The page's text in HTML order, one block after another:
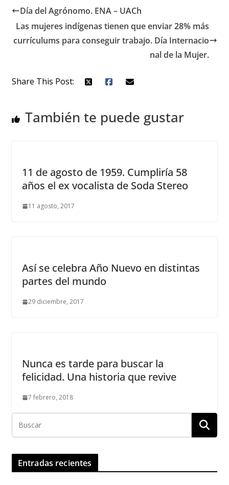
Día del Agrónomo. ENA – UACh
Las mujeres indígenas tienen que enviar 28% más
currículums para conseguir trabajo. Día Internacio
nal de la Mujer.
Share This Post:
También te puede gustar
11 de agosto de 1959. Cumpliría 58
años el ex vocalista de Soda Stereo
11 agosto, 2017
Así se celebra Año Nuevo en distintas
partes del mundo
29 diciembre, 2017
Nunca es tarde para buscar la
felicidad. Una historia que revive
7 febrero, 2018
Entradas recientes